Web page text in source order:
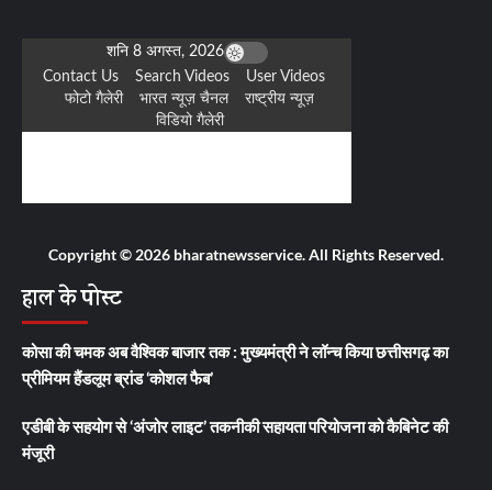
Copyright © 2026 bharatnewsservice. All Rights Reserved.
हाल के पोस्ट
कोसा की चमक अब वैश्विक बाजार तक : मुख्यमंत्री ने लॉन्च किया छत्तीसगढ़ का
प्रीमियम हैंडलूम ब्रांड ‘कोशल फैब’
एडीबी के सहयोग से ‘अंजोर लाइट’ तकनीकी सहायता परियोजना को कैबिनेट की
मंजूरी